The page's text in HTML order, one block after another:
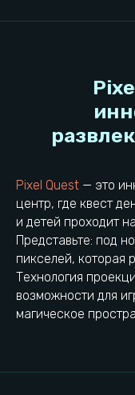
Pixel Quest — это
центр, где квест
и детей проходит
Представьте: под
пикселей, которая
Технология
возможности для
магическое
Выводы и